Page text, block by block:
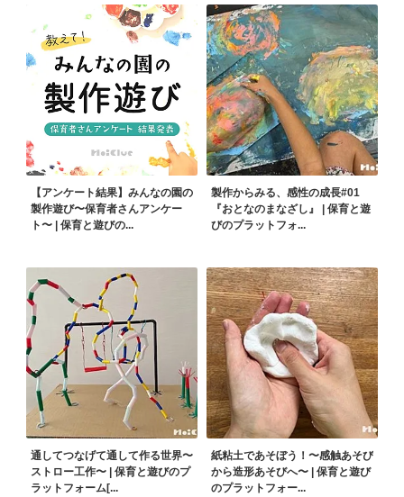
【アンケート結果】みんなの園の
製作遊び〜保育者さんアンケー
ト〜 | 保育と遊びの...
製作からみる、感性の成長#01
『おとなのまなざし』 | 保育と遊
びのプラットフォ...
通してつなげて通して作る世界〜
ストロー工作〜 | 保育と遊びのプ
ラットフォーム[...
紙粘土であそぼう！〜感触あそび
から造形あそびへ〜 | 保育と遊び
のプラットフォー...